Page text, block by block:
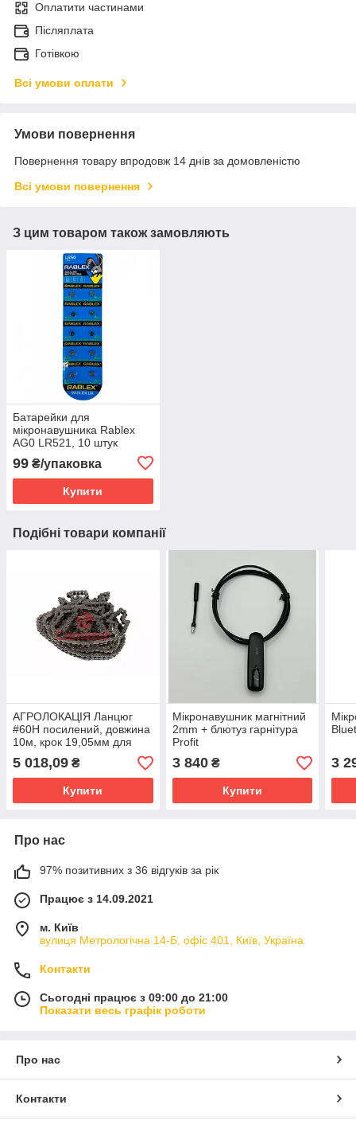
Оплатити частинами
Післяплата
Готівкою
Всі умови оплати
Умови повернення
Повернення товару впродовж 14 днів за домовленістю
Всі умови повернення
З цим товаром також замовляють
Батарейки для
мікронавушника Rablex
AG0 LR521, 10 штук
99 ₴/упаковка
Купити
Подібні товари компанії
АГРОЛОКАЦІЯ Ланцюг
#60H посилений, довжина
10м, крок 19,05мм для
комбайнів та сівалок
(Cametet)
5 018,09 ₴
Купити
Мікронавушник магнітний
2mm + блютуз гарнітура
Profit
3 840₴
Купити
3
Про нас
97% позитивних з 36 відгуків за рік
Працює з 14.09.2021
м. Київ
вулиця Метрологічна 14-Б, офіс 401, Київ, Україна
Контакти
Сьогодні працює з 09:00 до 21:00
Показати весь графік роботи
Про нас
Контакти